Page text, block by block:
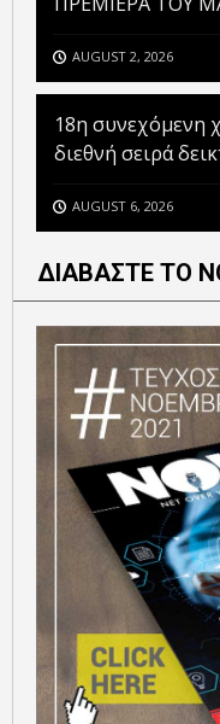
AUGUST 2, 2026
18η συνεχόμενη
διεθνή σειρά
AUGUST 6, 2026
ΔΙΑΒΑΣΤΕ ΤΟ